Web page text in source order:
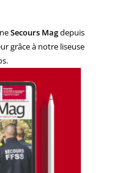
Secours Magdepuis
grâce à notre liseuse